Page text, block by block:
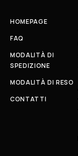
HOMEPAGE
FAQ
MODALITÀ DI
SPEDIZIONE
MODALITÀ DI RESO
CONTATTI